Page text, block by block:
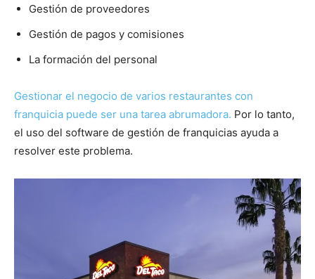
Gestión de proveedores
Gestión de pagos y comisiones
La formación del personal
Gestionar el negocio de varios restaurantes con
franquicia puede ser una tarea abrumadora. Por lo tanto,
el uso del software de gestión de franquicias ayuda a
resolver este problema.